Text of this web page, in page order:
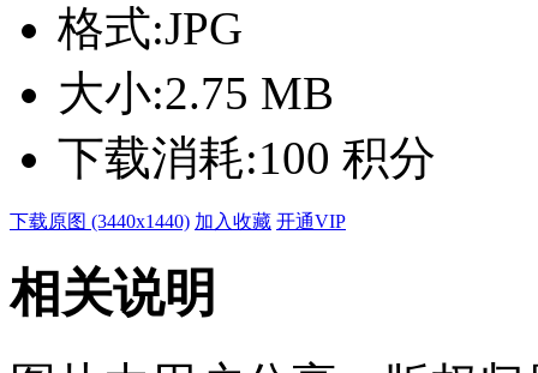
格式:JPG
大小:2.75 MB
下载消耗:100 积分
下载原图 (3440x1440) 加入收藏 开通VIP
相关说明